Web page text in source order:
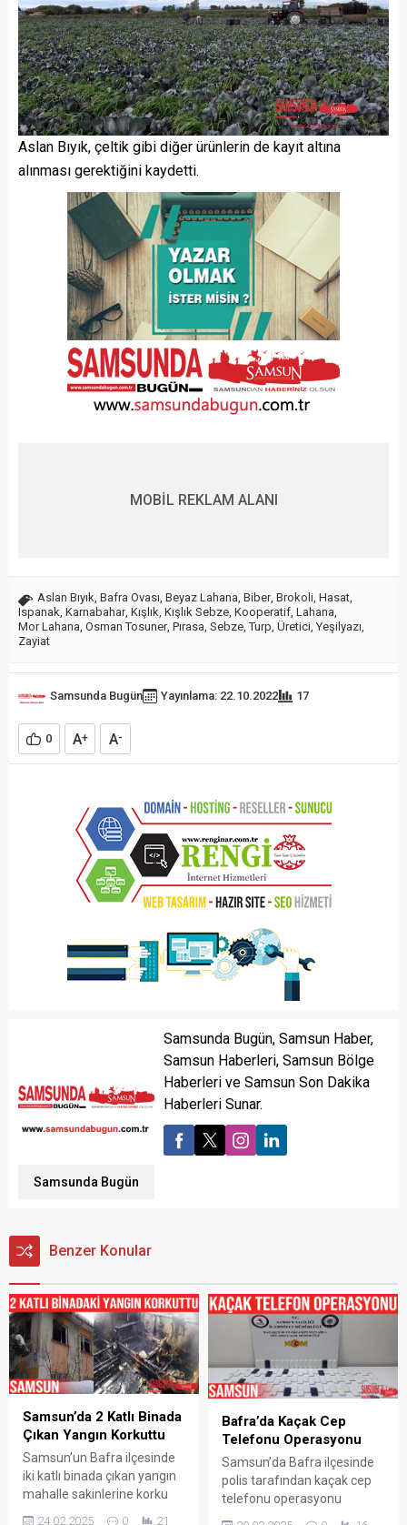
Aslan Bıyık, çeltik gibi diğer ürünlerin de kayıt altına
alınması gerektiğini kaydetti.
MOBİL REKLAM ALANI
Aslan Bıyık Bafra Ovası Beyaz Lahana Biber, Brokoli Hasat
Ispanak Karnabahar, Kışlık Kışlık Sebze Kooperatif Lahana
Mor Lahana Osman Tosuner, Pırasa Sebze ,Turp Üretici Yeşilyazı
Zayiat
Samsunda Bugün Yayınlama: 22.10.2022 17
0 A+ A-
Samsunda Bugün
Samsunda Bugün, Samsun Haber,
Samsun Haberleri, Samsun Bölge
Haberleri ve Samsun Son Dakika
Haberleri Sunar.
Benzer Konular
Samsun’da 2 Katlı Binada
Çıkan Yangın Korkuttu
Samsun’un Bafra ilçesinde
iki katlı binada çıkan yangın
mahalle sakinlerine korku
24.02.2025 0 21
Bafra’da Kaçak Cep
Telefonu Operasyonu
Samsun’da Bafra ilçesinde
polis tarafından kaçak cep
telefonu operasyonu